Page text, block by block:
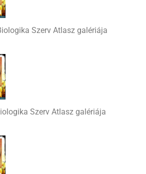
Szerv Atlasz galériája
Szerv Atlasz galériája